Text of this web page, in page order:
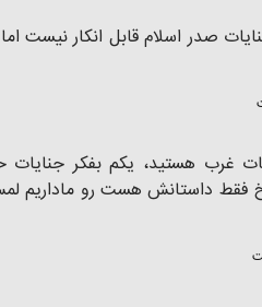
صدر اسلام قابل انکار نیست
غرب هستید، یکم بفکر
فقط داستانش هست رو ماداریم